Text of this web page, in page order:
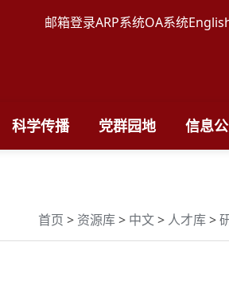
邮箱登录ARP系统OA系统
科学传播 党群园地 信息
首页 > 资源库> 中文> 人才库>